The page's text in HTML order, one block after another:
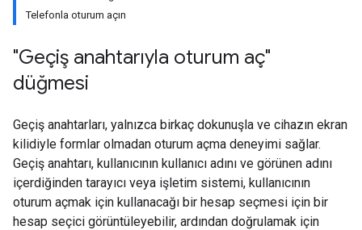
Telefonla oturum açın
"Geçiş anahtarıyla oturum aç"
düğmesi
Geçiş anahtarları, yalnızca birkaç dokunuşla ve cihazın ekran
kilidiyle formlar olmadan oturum açma deneyimi sağlar.
Geçiş anahtarı, kullanıcının kullanıcı adını ve görünen adını
içerdiğinden tarayıcı veya işletim sistemi, kullanıcının
oturum açmak için kullanacağı bir hesap seçmesi için bir
hesap seçici görüntüleyebilir, ardından doğrulamak için